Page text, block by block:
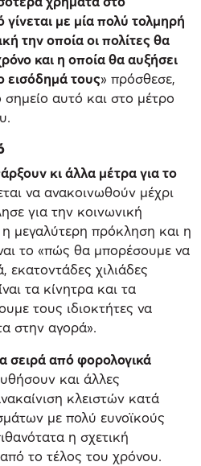
με μία πολύ τολμηρή
την οποία οι πολίτες θα
και η οποία θα αυξήσει
εισόδημά τους» πρόσθεσε,
αυτό και στο μέτρο
κι άλλα μέτρα για το
να ανακοινωθούν μέχρι
για την κοινωνική
η μεγαλύτερη πρόκληση και η
το «πώς θα μπορέσουμε να
εκατοντάδες χιλιάδες
τα κίνητρα και τα
τους ιδιοκτήτες να
στην αγορά».
σειρά από φορολογικά
και άλλες
κλειστών κατά
με πολύ ευνοϊκούς
η σχετική
από το τέλος του χρόνου.